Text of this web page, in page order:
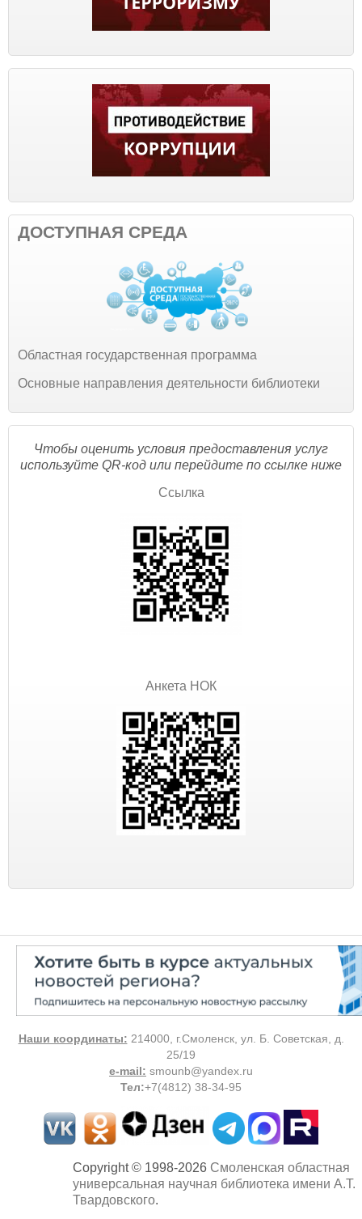
ДОСТУПНАЯ СРЕДА
Областная государственная программа
Основные направления деятельности библиотеки
Чтобы оценить условия предоставления услуг
используйте QR-код или перейдите по ссылке ниже
Ссылка
Анкета НОК
Наши координаты: 214000, г.Смоленск, ул. Б. Советская, д.
25/19
e-mail: smounb@yandex.ru
Тел:+7(4812) 38-34-95
Copyright © 1998-2026 Смоленская областная
универсальная научная библиотека имени А.Т.
Твардовского.